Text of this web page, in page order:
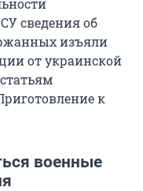
сведения об
изъяли
от украинской
к
военные